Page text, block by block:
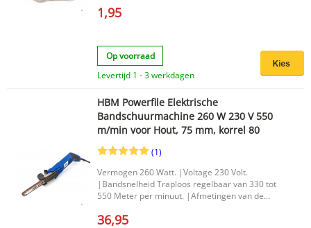
Vermogen: 1500 Watt Schijfdiameter: 125 mm
EAN: 7435125775732 De HBM Professionele
harde oppervlakken netjes en efficiënt wil
schuren. Ideaal voor een nette afwerking en
eenvoudig in gebruik dankzij het comfortabele
1,95
Op voorraad
Levertijd 1 - 3 werkdagen
HBM Powerfile Elektrische
Bandschuurmachine 260 W 230 V 550
m/min voor Hout, 75 mm, korrel 80
(1)
Vermogen 260 Watt. |Voltage 230 Volt.
|Bandsnelheid Traploos regelbaar van 330 tot
550 Meter per minuut. |Afmetingen van de
machine 480 x 75 x 60 mm. |
36,95